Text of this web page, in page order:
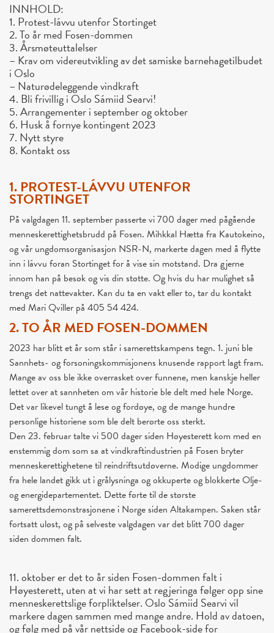
INNHOLD:
1. Protest-lávvu utenfor Stortinget
2. To år med Fosen-dommen
3. Årsmøteuttalelser
– Krav om videreutvikling av det samiske barnehagetilbudet
i Oslo
– Naturødeleggende vindkraft
4. Bli frivillig i Oslo Sámiid Searvi!
5. Arrangementer i september og oktober
6. Husk å fornye kontingent 2023
7. Nytt styre
8. Kontaktoss
1. PROTEST-LÁVVU UTENFOR
STORTINGET
På valgdagen 11. september passerte vi 700 dager med pågående
menneskerettighetsbrudd på Fosen. Mihkkal Hætta fra Kautokeino,
og vår ungdomsorganisasjon NSR-N, markerte dagen med å flytte
inn i lávvu foran Stortinget for å vise sin motstand. Dra gjerne
innom han på besøk og vis din støtte. Og hvis du har mulighet så
trengs det nattevakter. Kan du ta en vakt eller to, tar du kontakt
med Mari Qviller på 405 54 424.
2. TO ÅR MED FOSEN-DOMMEN
2023 har blitt et år som står i samerettskampens tegn. 1. juni ble
Sannhets- og forsoningskommisjonens knusende rapport lagt fram.
Mange avoss ble ikke overrasket over funnene, men kanskje heller
lettet over at sannheten om vår historie ble delt med hele Norge.
Det var likevel tungt å lese og fordøye, og de mange hundre
personlige historiene som ble delt berørteoss sterkt.
Den 23. februar talte vi 500 dager siden Høyesterett kom med en
enstemmig dom som sa at vindkraftindustrien på Fosen bryter
menneskerettighetene til reindriftsutdøverne. Modige ungdommer
fra hele landet gikk ut i grålysninga og okkuperte og blokkerte Olje-
og energidepartementet. Dette førte til de største
samerettsdemonstrasjonene i Norge siden Altakampen. Saken står
fortsatt uløst, og på selveste valgdagen var det blitt 700 dager
siden dommen falt.
11. oktober er det to år siden Fosen-dommen falt i
Høyesterett, uten at vi har sett at regjeringa følger opp sine
menneskerettslige forpliktelser. Oslo Sámiid Searvi vil
markere dagen sammen med mange andre. Hold av datoen,
og følg med på vår nettside og Facebook-side for